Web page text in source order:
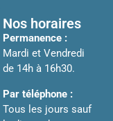
Nos horaires
Permanence :
Mardi et Vendredi
de 14h à 16h30.
Par téléphone :
Tous les jours sauf